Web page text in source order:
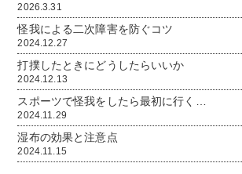
2026.3.31
怪我による二次障害を防ぐコツ
2024.12.27
打撲したときにどうしたらいいか
2024.12.13
スポーツで怪我をしたら最初に行く…
2024.11.29
湿布の効果と注意点
2024.11.15